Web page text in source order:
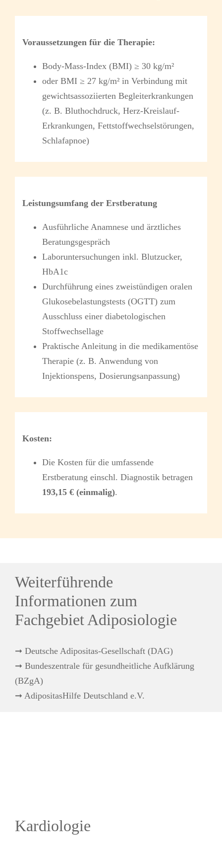
Voraussetzungen für die Therapie:
Body-Mass-Index (BMI) ≥ 30 kg/m²
oder BMI ≥ 27 kg/m² in Verbindung mit
gewichtsassoziierten Begleiterkrankungen
(z. B. Bluthochdruck, Herz-Kreislauf-
Erkrankungen, Fettstoffwechselstörungen,
Schlafapnoe)
Leistungsumfang der Erstberatung
Ausführliche Anamnese und ärztliches
Beratungsgespräch
Laboruntersuchungen inkl. Blutzucker,
HbA1c
Durchführung eines zweistündigen oralen
Glukosebelastungstests (OGTT) zum
Ausschluss einer diabetologischen
Stoffwechsellage
Praktische Anleitung in die medikamentöse
Therapie (z. B. Anwendung von
Injektionspens, Dosierungsanpassung)
Kosten:
Die Kosten für die umfassende
Erstberatung einschl. Diagnostik betragen
193,15 € (einmalig).
Weiterführende
Informationen zum
Fachgebiet Adiposiologie
➞ Deutsche Adipositas-Gesellschaft (DAG)
➞ Bundeszentrale für gesundheitliche Aufklärung
(BZgA)
➞ AdipositasHilfe Deutschland e.V.
Kardiologie